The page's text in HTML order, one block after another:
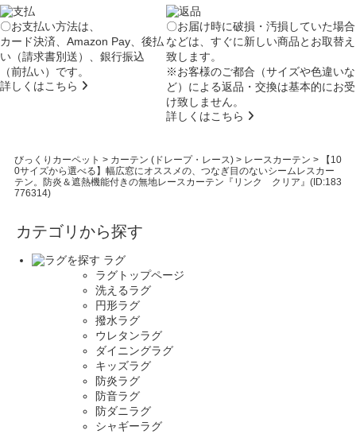
〇お支払い方法は、
カード決済、Amazon Pay、後払
い（請求書別送）、銀行振込
（前払い）です。
詳しくはこちら
〇お届け時に破損・汚損していた場合
などは、すぐに新しい商品とお取替え
致します。
※お客様のご都合（サイズや色違いな
ど）による返品・交換は基本的にお受
け致しません。
詳しくはこちら
びっくりカーペット > カーテン (ドレープ・レース)> レースカーテン >
【10
0サイズから選べる】幅広窓にオススメの、つなぎ目のないシームレスカー
テン。防炎＆遮熱機能付きの無地レースカーテン『リンク クリア』(ID:183
776314)
カテゴリから探す
ラグ
ラグトップページ
洗えるラグ
円形ラグ
撥水ラグ
ウレタンラグ
ダイニングラグ
キッズラグ
防炎ラグ
防音ラグ
防ダニラグ
シャギーラグ